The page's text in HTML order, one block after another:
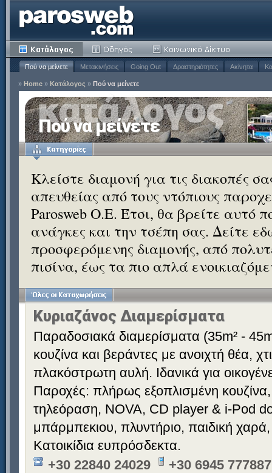
Πού να μείνετε Μετακινήσεις Going Out Δραστηριότητες Ακίνητα
» Home » Κατάλογος » Πού να μείνετε
Πού να μείνετε
Κλείστε διαμονή για τις διακοπές
απευθείας από τους ντόπιους
Parosweb Ο.Ε. Έτσι, θα βρείτε αυτό
ανάγκες και την τσέπη σας. Δείτε
προσφερόμενης διαμονής, από
πισίνα, έως τα πιο απλά
Κυριαζάνος Διαμερίσματα
Παραδοσιακά διαμερίσματα (35m² -
κουζίνα και βεράντες με ανοιχτή θέα,
πλακόστρωτη αυλή. Ιδανικά για
Παροχές: πλήρως εξοπλισμένη
τηλεόραση, NOVA, CD player & i-Pod
μπάρμπεκιου, πλυντήριο, παιδική
Κατοικίδια ευπρόσδεκτα.
+30 22840 24029
+30 6945 777887